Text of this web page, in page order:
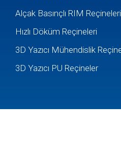
Alçak Basınçlı RIM Reçineleri
Hızlı Döküm Reçineleri
3D Yazıcı Mühendislik
3D Yazıcı PU Reçineler